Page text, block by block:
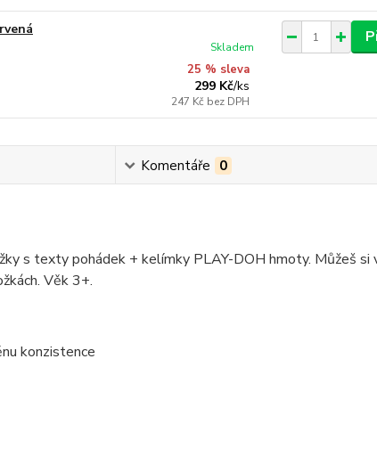
25 % sleva
299 Kč/ks
247 Kč bez DPH
Skladem
Komentáře 0
s texty pohádek + kelímky PLAY-DOH hmoty. Můžeš
Věk 3+.
konzistence